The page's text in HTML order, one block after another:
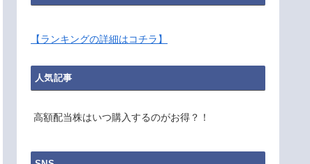
【ランキングの詳細はコチラ】
人気記事
高額配当株はいつ購入するのがお得？！